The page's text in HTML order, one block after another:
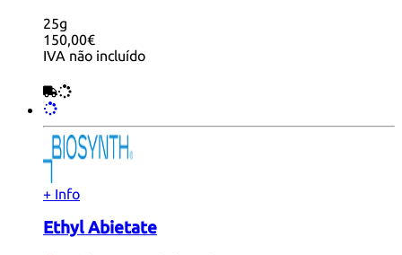
25g
150,00€
IVA não incluído
+ Info
Ethyl Abietate